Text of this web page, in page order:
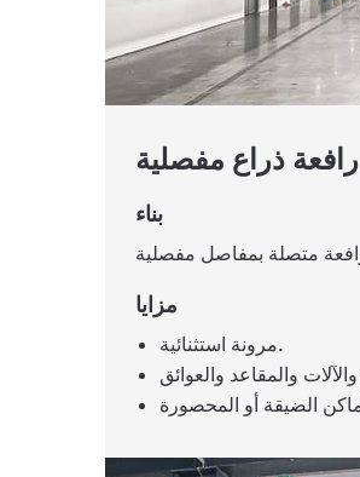
رافعة ذراع مفصلية
بناء
مزايا
مرونة استثنائية.